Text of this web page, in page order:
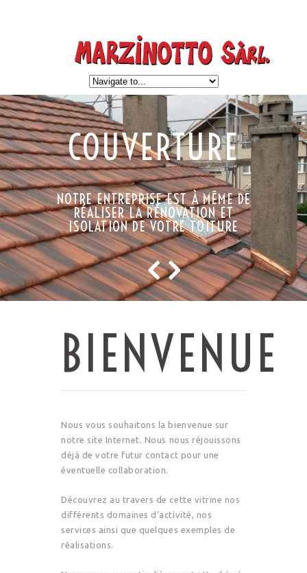
COUVERTURE
NOTRE ENTREPRISE EST À MÊME DE
RÉALISER LA RÉNOVATION ET
ISOLATION DE VOTRE TOITURE
BIENVENUE
Nous vous souhaitons la bienvenue sur
notre site Internet. Nous nous réjouissons
déjà de votre futur contact pour une
éventuelle collaboration.
Découvrez au travers de cette vitrine nos
différents domaines d’activité, nos
services ainsi que quelques exemples de
réalisations.